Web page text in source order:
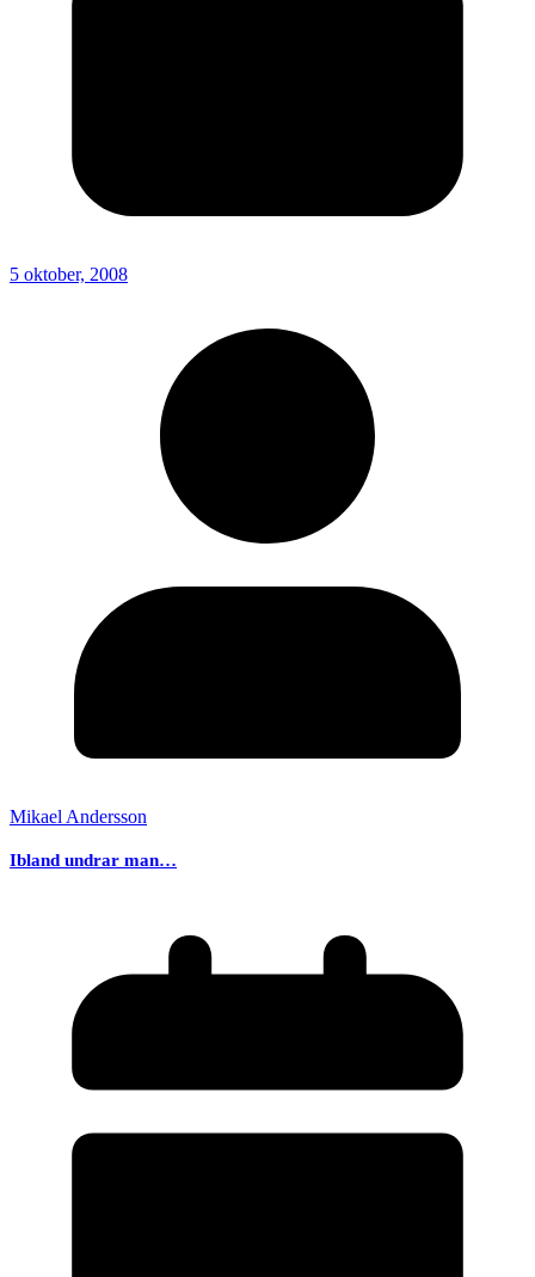
5 oktober, 2008
Mikael Andersson
Ibland undrar man…